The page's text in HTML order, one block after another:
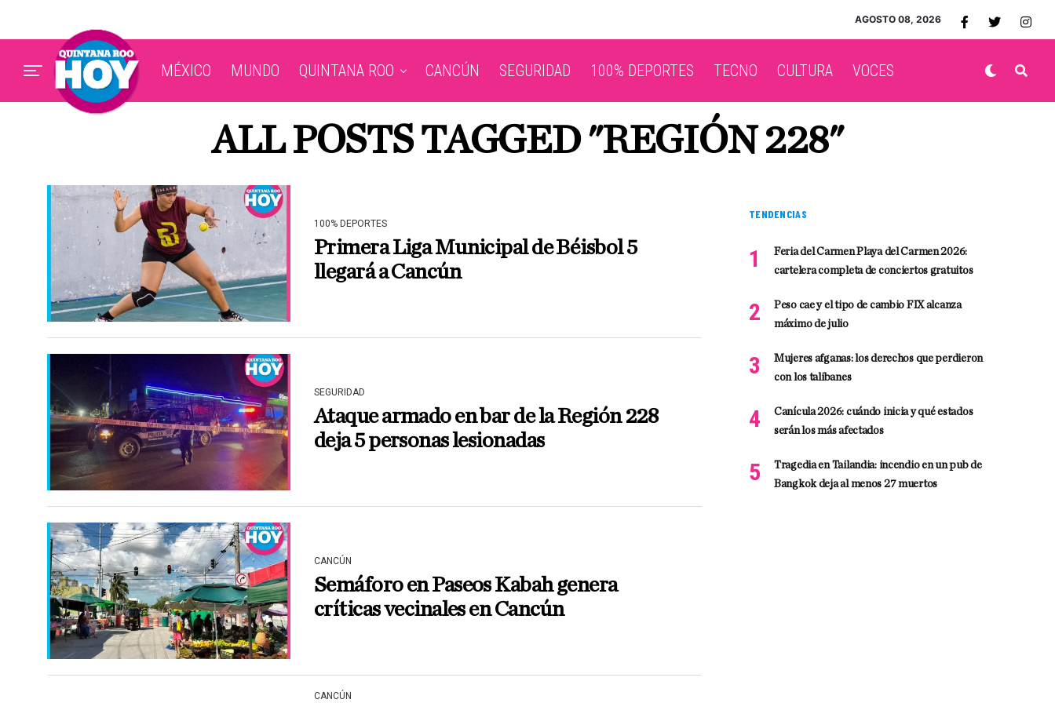
AGOSTO 08, 2026
MÉXICO MUNDO QUINTANA ROO CANCÚN SEGURIDAD 100% DEPORTES TECNO CULTURA VOCES
ALL POSTS TAGGED "REGIÓN 228"
100% DEPORTES
Primera Liga Municipal de Béisbol 5
llegará a Cancún
SEGURIDAD
Ataque armado en bar de la Región 228
deja 5 personas lesionadas
CANCÚN
Semáforo en Paseos Kabah genera
críticas vecinales en Cancún
CANCÚN
TENDENCIAS
Feria del Carmen Playa del Carmen 2026:
cartelera completa de conciertos gratuitos
Peso cae y el tipo de cambio FIX alcanza
máximo de julio
Mujeres afganas: los derechos que perdieron
con los talibanes
Canícula 2026: cuándo inicia y qué estados
serán los más afectados
Tragedia en Tailandia: incendio en un pub de
Bangkok deja al menos 27 muertos